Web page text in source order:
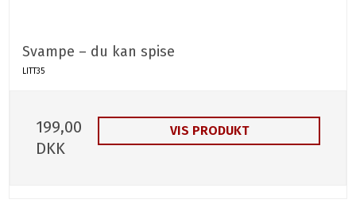
Svampe – du kan spise
LITT35
199,00
DKK
VIS PRODUKT